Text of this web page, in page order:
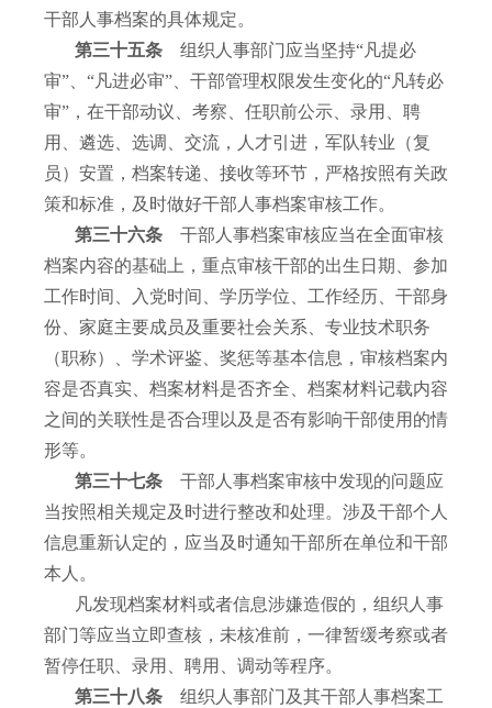
干部人事档案的具体规定。
第三十五条 组织人事部门应当坚持“凡提必
审”、“凡进必审”、干部管理权限发生变化的“凡转必
审”，在干部动议、考察、任职前公示、录用、聘
用、遴选、选调、交流，人才引进，军队转业（复
员）安置，档案转递、接收等环节，严格按照有关政
策和标准，及时做好干部人事档案审核工作。
第三十六条 干部人事档案审核应当在全面审核
档案内容的基础上，重点审核干部的出生日期、参加
工作时间、入党时间、学历学位、工作经历、干部身
份、家庭主要成员及重要社会关系、专业技术职务
（职称）、学术评鉴、奖惩等基本信息，审核档案内
容是否真实、档案材料是否齐全、档案材料记载内容
之间的关联性是否合理以及是否有影响干部使用的情
形等。
第三十七条 干部人事档案审核中发现的问题应
当按照相关规定及时进行整改和处理。涉及干部个人
信息重新认定的，应当及时通知干部所在单位和干部
本人。
凡发现档案材料或者信息涉嫌造假的，组织人事
部门等应当立即查核，未核准前，一律暂缓考察或者
暂停任职、录用、聘用、调动等程序。
第三十八条 组织人事部门及其干部人事档案工